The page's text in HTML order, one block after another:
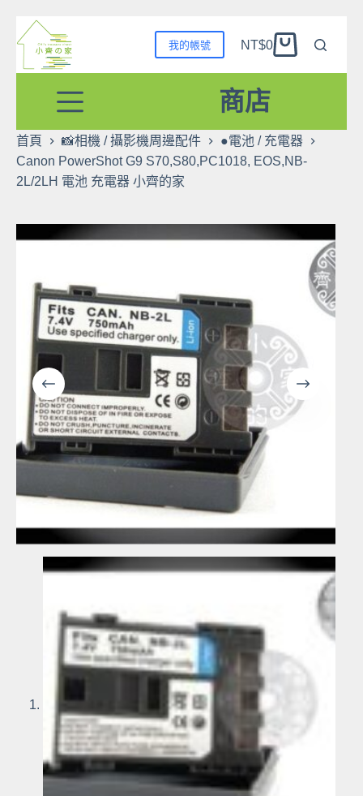
至
主
容
我的帳號
購
物
車
NT$0
商店
首頁 📸相機 / 攝影機周邊配件
●電池 / 充電器
Canon PowerShot G9 S70,S80,PC1018, EOS,NB-
2L/2LH 電池 充電器 小齊的家